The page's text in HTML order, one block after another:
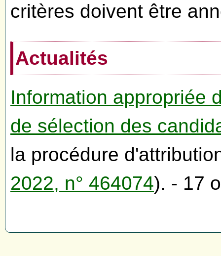
critères doivent être
Actualités
Information appropriée
de sélection des
la procédure
2022, n° 464074). - 17